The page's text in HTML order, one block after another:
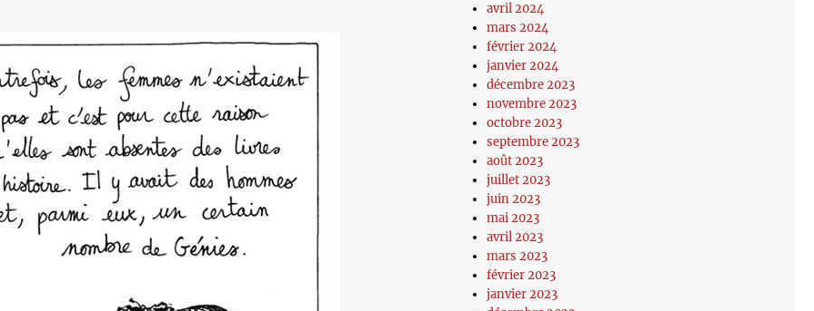
avril 2024
mars 2024
février 2024
janvier 2024
décembre 2023
novembre 2023
octobre 2023
septembre 2023
août 2023
juillet 2023
juin 2023
mai 2023
avril 2023
mars 2023
février 2023
janvier 2023